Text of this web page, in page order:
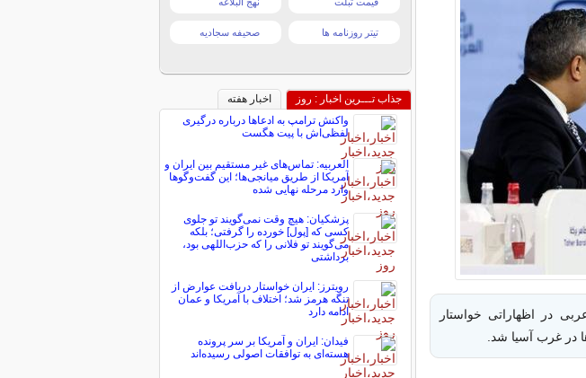
در اظهاراتی خواستار
در غرب آسیا شد.
تیتر روزنامه ها صحیفه سجادیه
جذاب تـــرین اخبار : روز
اخبار هفته
واکنش ترامپ به ادعاها درباره درگیری
لفظی‌اش با پیت هگست
العربیه: تماس‌های غیر مستقیم بین ایران و
آمریکا از طریق میانجی‌ها؛ این گفت‌و‌گو‌ها
وارد مرحله نهایی شده
پزشکیان: هیچ وقت نمی‌گویند تو جلوی
کسی که [پول] خورده را گرفتی؛ بلکه
می‌گویند تو فلانی را که حزب‌اللهی بود،
برداشتی
رویترز: ایران خواستار دریافت عوارض از
تنگه هرمز شد؛ اختلاف با آمریکا و عمان
ادامه دارد
فیدان: ایران و آمریکا بر سر پرونده
هسته‌ای به توافقات اصولی رسیده‌اند